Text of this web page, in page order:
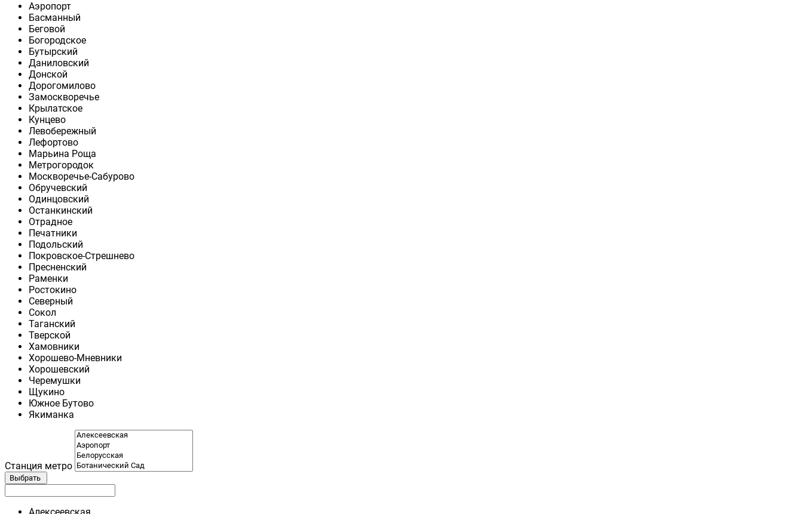
Аэропорт
Басманный
Беговой
Богородское
Бутырский
Даниловский
Донской
Дорогомилово
Замоскворечье
Крылатское
Кунцево
Левобережный
Лефортово
Марьина Роща
Метрогородок
Москворечье-Сабурово
Обручевский
Одинцовский
Останкинский
Отрадное
Печатники
Подольский
Покровское-Стрешнево
Пресненский
Раменки
Ростокино
Северный
Сокол
Таганский
Тверской
Хамовники
Хорошево-Мневники
Хорошевский
Черемушки
Щукино
Южное Бутово
Якиманка
Станция метро
Выбрать